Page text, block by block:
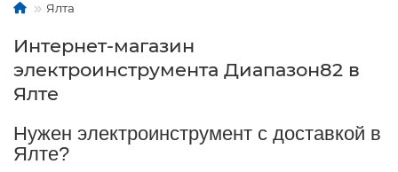
Ялта
Интернет-магазин
электроинструмента Диапазон82 в
Ялте
Нужен электроинструмент с доставкой в
Ялте?